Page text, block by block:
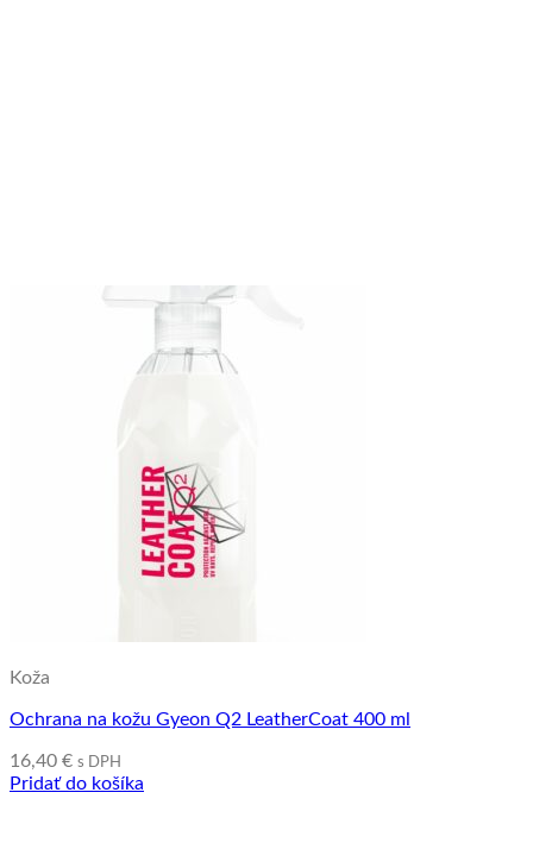
Koža
Ochrana na kožu Gyeon Q2 LeatherCoat 400 ml
16,40 € s DPH
Pridať do košíka